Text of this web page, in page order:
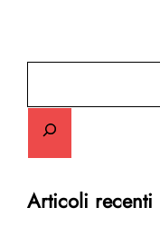
Articoli recenti